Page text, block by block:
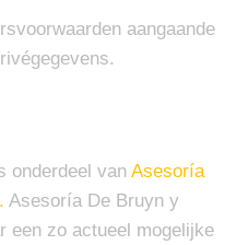
aangaande
onderdeel van Asesoría
Asesoría De Bruyn y
een zo actueel mogelijke